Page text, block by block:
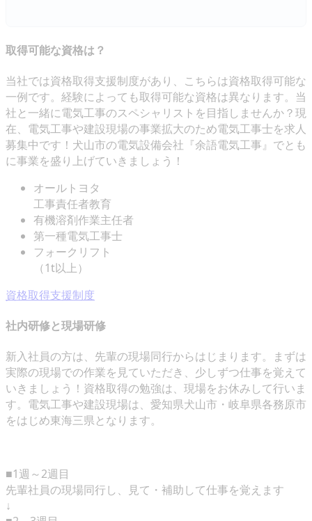
取得可能な資格は？
当社では資格取得支援制度があり、こちらは資格取得可能な
一例です。経験によっても取得可能な資格は異なります。当
社と一緒に電気工事のスペシャリストを目指しませんか？現
在、電気工事や建設現場の事業拡大のため電気工事士を求人
募集中です！犬山市の電気設備会社『余語電気工事』でとも
に事業を盛り上げていきましょう！
オールトヨタ
工事責任者教育
有機溶剤作業主任者
第一種電気工事士
フォークリフト
（1t以上）
資格取得支援制度
社内研修と現場研修
新入社員の方は、先輩の現場同行からはじまります。まずは
実際の現場での作業を見ていただき、少しずつ仕事を覚えて
いきましょう！資格取得の勉強は、現場をお休みして行いま
す。電気工事や建設現場は、愛知県犬山市・岐阜県各務原市
をはじめ東海三県となります。
■1週～2週目
先輩社員の現場同行し、見て・補助して仕事を覚えます
↓